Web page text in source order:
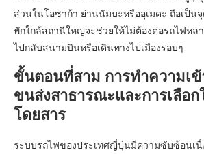
ส่วนในโอซาก้า ย่านนัมบะหรืออุเมดะ ถือเป็น
พักใกล้สถานีใหญ่จะช่วยให้ไม่ต้องต่อรถไฟหล
ไปกลับสนามบินหรือเดินทางไปเมืองรอบๆ
ขั้นตอนที่สาม การทำความเข้
ขนส่งสาธารณะและการเลือ
โดยสาร
ระบบรถไฟของประเทศญี่ปุ่นมีความซับซ้อนเ